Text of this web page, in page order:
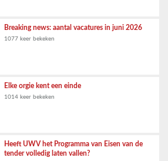
Breaking news: aantal vacatures in juni 2026
1077 keer bekeken
Elke orgie kent een einde
1014 keer bekeken
Heeft UWV het Programma van Eisen van de
tender volledig laten vallen?